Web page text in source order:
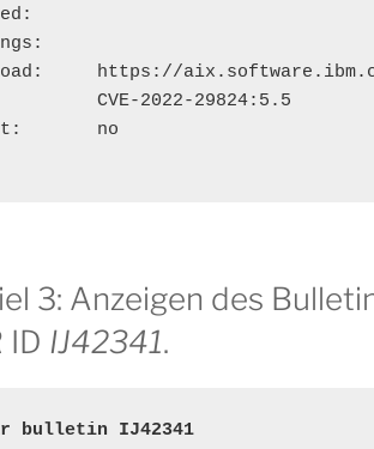
https://
CVE-2022-29824:5.5
no
3: Anzeigen des
ID IJ42341.
bulletin IJ42341